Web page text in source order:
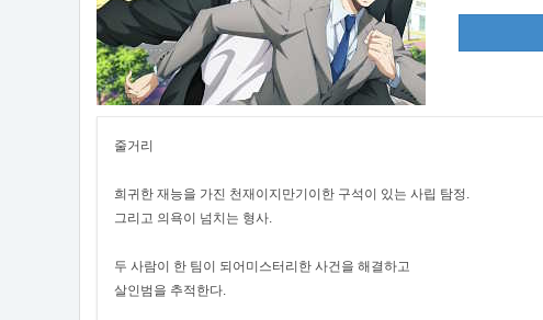
줄거리
희귀한 재능을 가진 천재이지만기이한 구석이 있는 사립 탐정.
그리고 의욕이 넘치는 형사.
두 사람이 한 팀이 되어미스터리한 사건을 해결하고
살인범을 추적한다.